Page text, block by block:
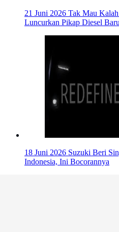
21 Juni 2026 Tak Mau
Luncurkan Pikap Diesel Baru
18 Juni 2026 Suzuki Beri
Indonesia, Ini Bocorannya